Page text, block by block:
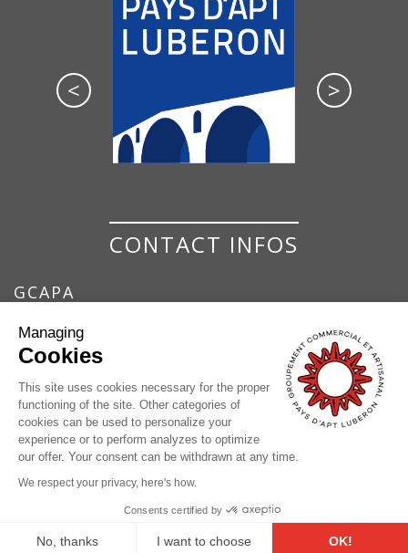
< >
CONTACT INFOS
GCAPA
DU PAYS D'APT
7 Place de la Bouquerie
84400 Apt
04 90 74 37 17
contact@pays-apt-luberon.fr
© GCAPA | Legals
Creation Azuracom
Managing
Cookies
This site uses cookies necessary for the proper
functioning of the site. Other categories of
cookies can be used to personalize your
experience or to perform analyzes to optimize
our offer. Your consent can be withdrawn at any time.
We respect your privacy, here's how.
Consents certified by
No, thanks I want to choose OK!